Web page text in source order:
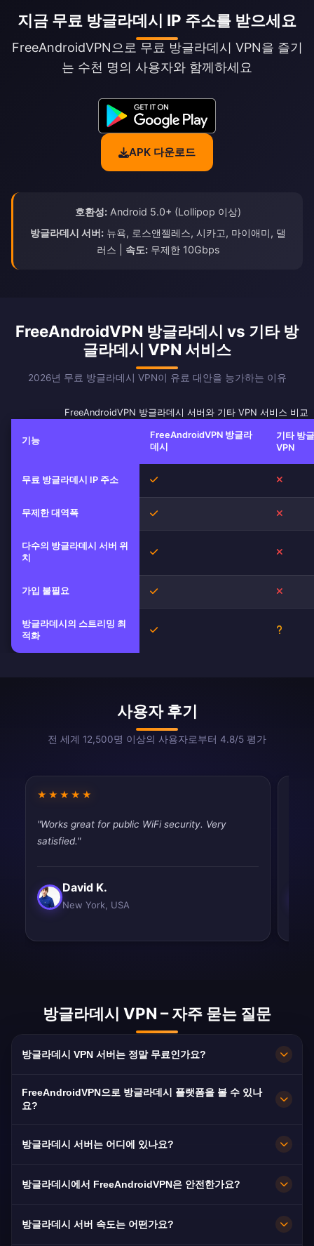
지금 무료 방글라데시 IP 주소를 받으세요
FreeAndroidVPN으로 무료 방글라데시 VPN을 즐기
는 수천 명의 사용자와 함께하세요
APK 다운로드
호환성: Android 5.0+ (Lollipop 이상)
방글라데시 서버: 뉴욕, 로스앤젤레스, 시카고, 마이애미, 댈
러스 | 속도:무제한 10Gbps
FreeAndroidVPN 방글라데시 vs 기타 방
글라데시 VPN 서비스
2026년 무료 방글라데시 VPN이 유료 대안을 능가하는 이유
FreeAndroidVPN 방글라데시 서버와 기타 VPN 서비스 비교
기능
FreeAndroidVPN 방글라
데시
기타 방
VPN
무료 방글라데시 IP 주소 예
무제한 대역폭 예
다수의 방글라데시 서버 위
치
예
가입 불필요 예
방글라데시의 스트리밍 최
적화
예
사용자 후기
전 세계 12,500명 이상의 사용자로부터 4.8/5 평가
★★★★★
"Works great for public WiFi security. Very
satisfied."
David K.
New York, USA
방글라데시 VPN – 자주 묻는 질문
방글라데시 VPN 서버는 정말 무료인가요?
없이 무제한 대역폭으로 이용할 수 있습니다.
FreeAndroidVPN으로 방글라데시 플랫폼을 볼 수 있나
요?
끊김 없이 HD로 시청할 수 있습니다.
방글라데시 서버는 어디에 있나요?
Dhaka입니다. 모든 노드가 10Gbps로 운영되며 장
애 시 가장 가까운 서버로 자동 전환됩니다.
방글라데시에서 FreeAndroidVPN은 안전한가요?
네. AES-256 암호화와 엄격한 노로그 정책으로 이
용 기록이 남지 않습니다.
방글라데시 서버 속도는 어떤가요?